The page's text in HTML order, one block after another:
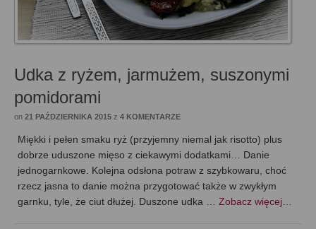
Udka z ryżem, jarmużem, suszonymi
pomidorami
on 21 PAŹDZIERNIKA 2015 z 4 KOMENTARZE
Miękki i pełen smaku ryż (przyjemny niemal jak risotto) plus
dobrze uduszone mięso z ciekawymi dodatkami… Danie
jednogarnkowe. Kolejna odsłona potraw z szybkowaru, choć
rzecz jasna to danie można przygotować także w zwykłym
garnku, tyle, że ciut dłużej. Duszone udka … Zobacz więcej…